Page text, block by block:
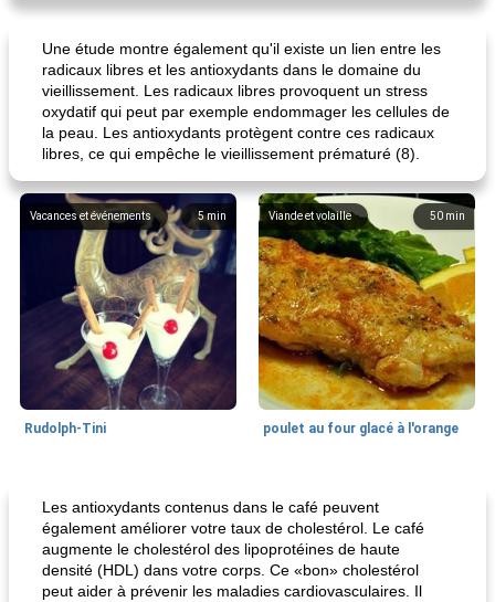
Une étude montre également qu'il existe un lien entre les
radicaux libres et les antioxydants dans le domaine du
vieillissement. Les radicaux libres provoquent un stress
oxydatif qui peut par exemple endommager les cellules de
la peau. Les antioxydants protègent contre ces radicaux
libres, ce qui empêche le vieillissement prématuré (8).
5min
Vacances et événements
Rudolph-Tini
50 min
Viande et volaille
poulet au four glacé à l'orange
Les antioxydants contenus dans le café peuvent
également améliorer votre taux de cholestérol. Le café
augmente le cholestérol des lipoprotéines de haute
densité (HDL) dans votre corps. Ce «bon» cholestérol
peut aider à prévenir les maladies cardiovasculaires. Il